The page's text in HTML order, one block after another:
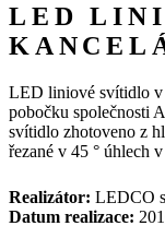
LED
LED liniové svítidlo v
pobočku společnosti
svítidlo zhotoveno z
řezané v 45 ° úhlech
Realizátor: LEDCO
Datum realizace: